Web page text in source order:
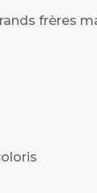
frères